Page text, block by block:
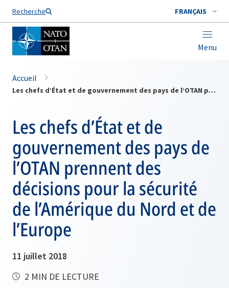
Recherche FRANÇAIS
Menu
Nom de famille*
Accueil
Les chefs d’État et de gouvernement des pays de l’OTAN prennent des décisions pour la sécurité de l’Amérique du Nord et de l’Europe
Les chefs d’État et de
gouvernement des pays de
l’OTAN prennent des
décisions pour la sécurité
de l’Amérique du Nord et de
l’Europe
11 juillet 2018
2 MIN DE LECTURE